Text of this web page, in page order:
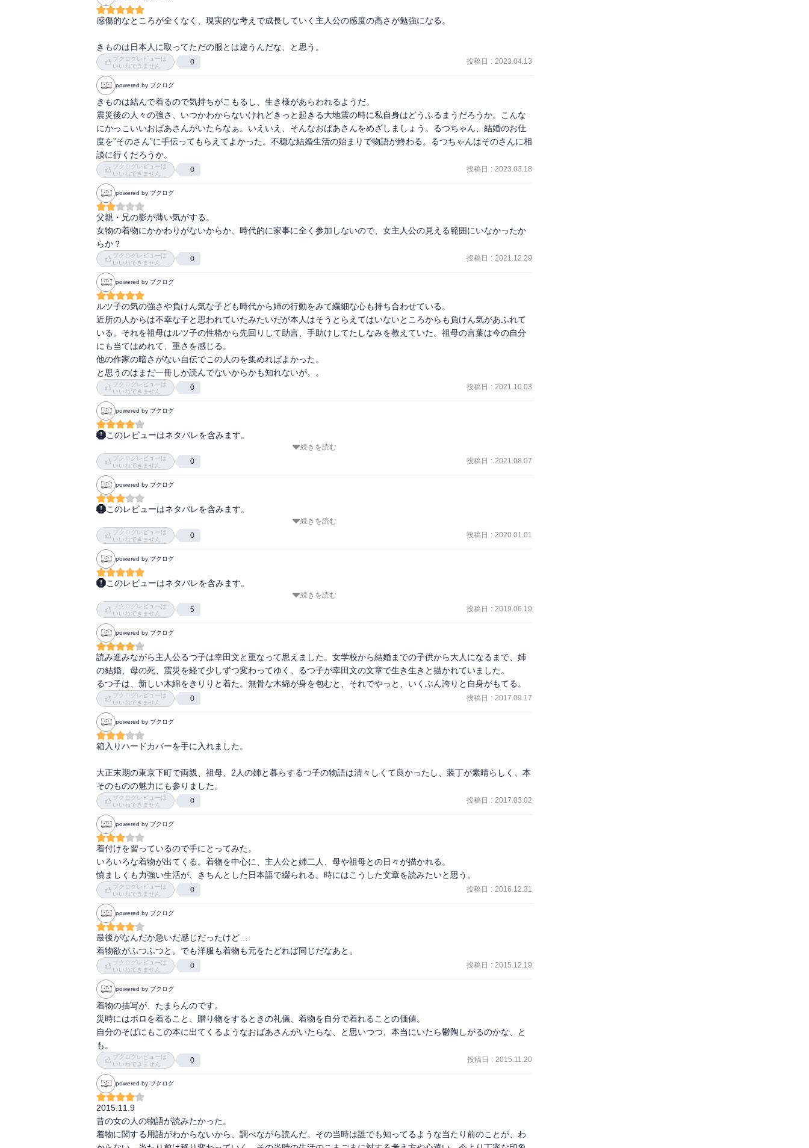
リサイクル、サステナブル、などとやかましく言う最近の傾向は、豊かになったことの裏返しだ。
暮らしが便利で豊かになるということは、不快や不便が無くなるとともに、その分だけ生活に直に触れる喜びも失
月並みな言い方だが、「丁寧な暮らし」に触れる一冊だった。
感傷的なところが全くなく、現実的な考えで成長していく主人公の感度の高さが勉強になる。
きものは日本人に取ってただの服とは違うんだな、と思う。
ブクログレビューは
いいねできません
0 投稿日 : 2023.04.13
powered by ブクログ
きものは結んで着るので気持ちがこもるし、生き様があらわれるようだ。
震災後の人々の強さ、いつかわからないけれどきっと起きる大地震の時に私自身はどうふるまうだろうか。こんな
にかっこいいおばあさんがいたらなぁ。いえいえ、そんなおばあさんをめざしましょう。るつちゃん、結婚のお仕
度を”そのさん”に手伝ってもらえてよかった。不穏な結婚生活の始まりで物語が終わる。るつちゃんはそのさんに相
談に行くだろうか。
ブクログレビューは
いいねできません
0 投稿日 : 2023.03.18
powered by ブクログ
父親・兄の影が薄い気がする。
女物の着物にかかわりがないからか、時代的に家事に全く参加しないので、女主人公の見える範囲にいなかったか
らか？
ブクログレビューは
いいねできません
0 投稿日 : 2021.12.29
powered by ブクログ
ルツ子の気の強さや負けん気な子ども時代から姉の行動をみて繊細な心も持ち合わせている。
近所の人からは不幸な子と思われていたみたいだが本人はそうとらえてはいないところからも負けん気があふれて
いる。それを祖母はルツ子の性格から先回りして助言、手助けしてたしなみを教えていた。祖母の言葉は今の自分
にも当てはめれて、重さを感じる。
他の作家の暗さがない自伝でこの人のを集めればよかった。
と思うのはまだ一冊しか読んでないからかも知れないが。。
ブクログレビューは
いいねできません
0 投稿日 : 2021.10.03
powered by ブクログ
このレビューはネタバレを含みます。
深く考えさせられた。
おばあさんが、るつ子に教えること、
戒めることは、
女性が美しく生きるために大切なこと。
着ることも、疎かにせず、
きちんと考えて向き合うことが
生き方に、すっと一本筋が通る気がする。
折り、何度も読み返したくなる
大切な一冊になった。
続きを読む
ブクログレビューは
いいねできません
0 投稿日 : 2021.08.07
powered by ブクログ
このレビューはネタバレを含みます。
きものを通して、相手の気持ちに配慮した格好とか、相手の立場、感じ方を考えての贈り物とか、人との交際の仕
方を主人公のるつこが学んでいるのに、同じくなるほどと思わされた。
おばあさんがいいあじ出してる。こんなおばあさんがいてくれたらなぁ。そしてこんなおばあさんになりたい。
続きを読む
ブクログレビューは
いいねできません
0 投稿日 : 2020.01.01
powered by ブクログ
このレビューはネタバレを含みます。
びっっくりした！
昔の人ってこうだったんだ・・・
手に取るようにわかる
噂には聞いていたあの話、この話、
細かい着物の描写は、どんな生地なのかとかわからなかったりするけど、
だから運針を学校で習ったんだな、
命からがらって関東大震災はこんなだったんだな、
地域が助け合って暮らしていた頃ってこうだったんだな、
日本の良さ、感じられました。感動！
大事にしたい本。
続きを読む
ブクログレビューは
いいねできません
5 投稿日 : 2019.06.19
powered by ブクログ
読み進みながら主人公るつ子は幸田文と重なって思えました。女学校から結婚までの子供から大人になるまで、姉
の結婚、母の死、震災を経て少しずつ変わってゆく、るつ子が幸田文の文章で生き生きと描かれていました。
るつ子は、新しい木綿をきりりと着た。無骨な木綿が身を包むと、それでやっと、いくぶん誇りと自身がもてる。
ブクログレビューは
いいねできません
0 投稿日 : 2017.09.17
powered by ブクログ
箱入りハードカバーを手に入れました。
大正末期の東京下町で両親、祖母、2人の姉と暮らするつ子の物語は清々しくて良かったし、装丁が素晴らしく、本
そのものの魅力にも参りました。
ブクログレビューは
いいねできません
0 投稿日 : 2017.03.02
powered by ブクログ
着付けを習っているので手にとってみた。
いろいろな着物が出てくる。着物を中心に、主人公と姉二人、母や祖母との日々が描かれる。
慎ましくも力強い生活が、きちんとした日本語で綴られる。時にはこうした文章を読みたいと思う。
ブクログレビューは
いいねできません
0 投稿日 : 2016.12.31
powered by ブクログ
最後がなんだか急いだ感じだったけど…
着物欲がふつふつと。でも洋服も着物も元をたどれば同じだなあと。
ブクログレビューは
いいねできません
0 投稿日 : 2015.12.19
powered by ブクログ
着物の描写が、たまらんのです。
災時にはボロを着ること、贈り物をするときの礼儀、着物を自分で着れることの価値。
自分のそばにもこの本に出てくるようなおばあさんがいたらな、と思いつつ、本当にいたら鬱陶しがるのかな、と
も。
ブクログレビューは
いいねできません
0 投稿日 : 2015.11.20
powered by ブクログ
2015.11.9
昔の女の人の物語が読みたかった。
着物に関する用語がわからないから、調べながら読んだ。その当時は誰でも知ってるような当たり前のことが、わ